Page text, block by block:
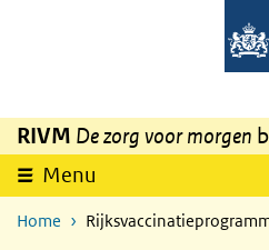
Overslaan en naar de inhoud gaan
RIVM De zorg voor morgen
Menu
Home